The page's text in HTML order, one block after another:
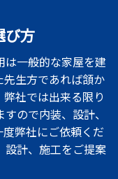
び方
は一般的な家屋を建
先生方であれば頷か
社では出来る限り
ので内装、設計、
弊社にご依頼くだ
設計、施工をご提案